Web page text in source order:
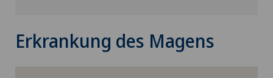
Erkrankung des Magens